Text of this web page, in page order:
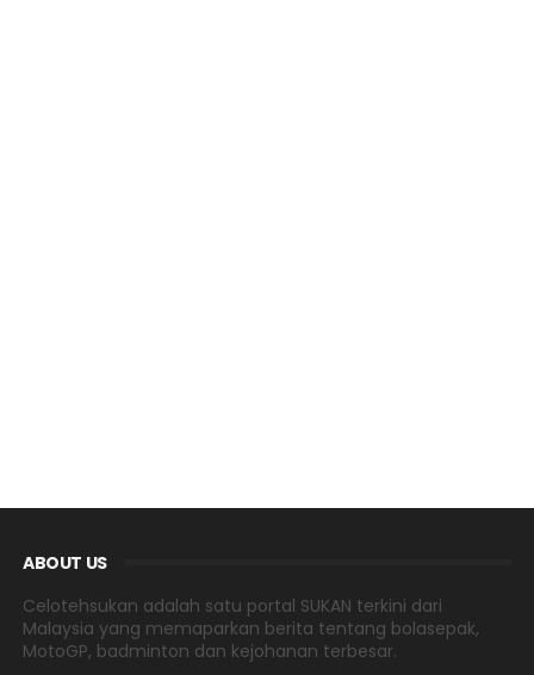
ABOUT US
Celotehsukan adalah satu portal SUKAN terkini dari
Malaysia yang memaparkan berita tentang bolasepak,
MotoGP, badminton dan kejohanan terbesar.